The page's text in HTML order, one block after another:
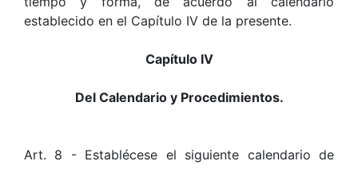
establecido en el Capítulo IV de la presente.
Capítulo IV
Del Calendario y Procedimientos.
Art. 8 - Establécese el siguiente calendario de